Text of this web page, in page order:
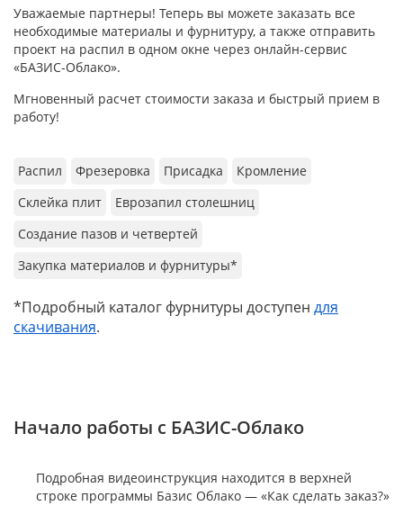
Уважаемые партнеры! Теперь вы можете заказать все
необходимые материалы и фурнитуру, а также отправить
проект на распил в одном окне через онлайн-сервис
«БАЗИС-Облако».
Мгновенный расчет стоимости заказа и быстрый прием в
работу!
Распил Фрезеровка Присадка
Кромление
Склейка плит
Еврозапил столешниц
Создание пазов и четвертей
Закупка материалов и фурнитуры*
*Подробный каталог фурнитуры доступен для
скачивания.
Начало работы с БАЗИС-Облако
Подробная видеоинструкция находится в верхней
строке программы Базис Облако — «Как сделать заказ?»